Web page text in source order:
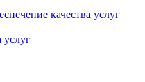
качества услуг
услуг